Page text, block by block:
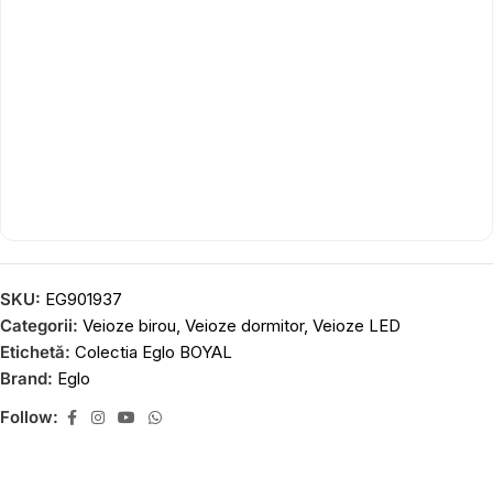
SKU: EG901937
Categorii: Veioze birou, Veioze dormitor, Veioze LED
Etichetă: Colectia Eglo BOYAL
Brand: Eglo
Follow: